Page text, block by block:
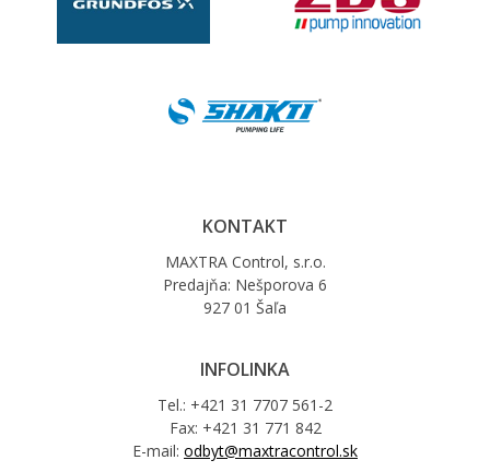
KONTAKT
MAXTRA Control, s.r.o.
Predajňa: Nešporova 6
927 01 Šaľa
INFOLINKA
Tel.: +421 31 7707 561-2
Fax: +421 31 771 842
E-mail: odbyt@maxtracontrol.sk